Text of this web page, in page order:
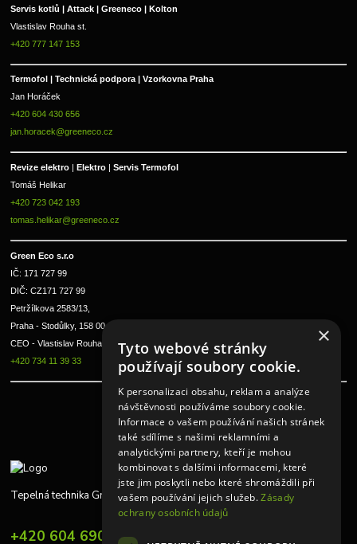
Servis kotlů | Attack | Greeneco | Kolton
Vlastislav Rouha st.
+420 777 147 153
Termofol | Technická podpora | Vzorkovna Praha
Jan Horáček
+420 604 430 656
jan.horacek@greeneco.cz
Revize elektro | Elektro | Servis Termofol
Tomáš Helikar
+420 723 042 193
tomas.helikar@greeneco.cz
Green Eco s.r.o
IČ: 171 727 99
DIČ: CZ171 727 99
Petržílkova 2583/13,
Praha - Stodůlky, 158 00
CEO - Vlastislav Rouha ml.
+420 734 11 39 33
Tepelná technika Greeneco
+420 604 690 848
×
Tyto webové stránky
používají soubory cookie.
K personalizaci obsahu, reklam a analýze
návštěvnosti používáme soubory cookie.
Informace o vašem používání našich stránek
také sdílíme s našimi reklamními a
analytickými partnery, kteří je mohou
kombinovat s dalšími informacemi, které
jste jim poskytli nebo které shromáždili při
vašem používání jejich služeb.Zásady
ochrany osobních údajů